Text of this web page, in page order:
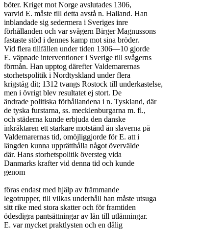
böter. Kriget mot Norge avslutades 1306,
varvid E. måste till detta avstå n. Halland. Han
inblandade sig sedermera i Sveriges inre
förhållanden och var svågern Birger Magnussons
fastaste stöd i dennes kamp mot sina bröder.
Vid flera tillfällen under tiden 1306—10 gjorde
E. väpnade interventioner i Sverige till svågerns
förmån. Han upptog därefter Valdemarernas
storhetspolitik i Nordtyskland under flera
krigståg dit; 1312 tvangs Rostock till underkastelse,
men i övrigt blev resultatet ej stort. De
ändrade politiska förhållandena i n. Tyskland, där
de tyska furstarna, ss. mecklenburgarna m. fl.,
och städerna kunde erbjuda den danske
inkräktaren ett starkare motstånd än slaverna på
Valdemarernas tid, omöjliggjorde för E. att i
längden kunna upprätthålla något övervälde
där. Hans storhetspolitik översteg vida
Danmarks krafter vid denna tid och kunde
genom
föras endast med hjälp av främmande
legotrupper, till vilkas underhåll han måste utsuga
sitt rike med stora skatter och för framtiden
ödesdigra pantsättningar av län till utlänningar.
E. var mycket praktlysten och en dålig